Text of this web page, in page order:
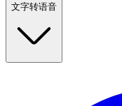
文字转语音